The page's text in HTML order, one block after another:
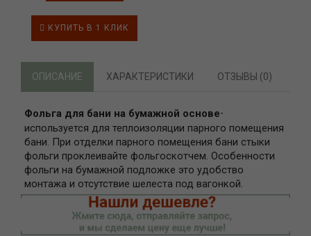
КУПИТЬ В 1 КЛИК
ОПИСАНИЕ ХАРАКТЕРИСТИКИ ОТЗЫВЫ (0)
Фольга для бани на бумажной основе-
используется для теплоизоляции парного помещения
бани. При отделки парного помещения бани стыки
фольги проклеивайте фольгоскотчем. Особенности
фольги на бумажной подложке это удобство
монтажа и отсутствие шелеста под вагонкой.